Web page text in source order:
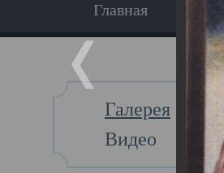
Главная
Галерея
Видео